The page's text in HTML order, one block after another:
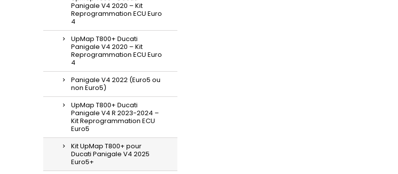
Panigale V4 2020 – Kit
Reprogrammation ECU Euro
4
UpMap T800+ Ducati
Panigale V4 2020 – Kit
Reprogrammation ECU Euro
4
Panigale V4 2022 (Euro5 ou
non Euro5)
UpMap T800+ Ducati
Panigale V4 R 2023-2024 –
Kit Reprogrammation ECU
Euro5
Kit UpMap T800+ pour
Ducati Panigale V4 2025
Euro5+